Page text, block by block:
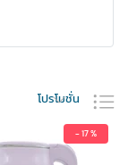
โปรโมชั่น
- 17 %